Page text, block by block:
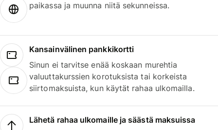
paikassa ja muunna niitä sekunneissa.
Kansainvälinen pankkikortti
Sinun ei tarvitse enää koskaan murehtia
valuuttakurssien korotuksista tai korkeista
siirtomaksuista, kun käytät rahaa ulkomailla.
Lähetä rahaa ulkomaille ja säästä maksuissa